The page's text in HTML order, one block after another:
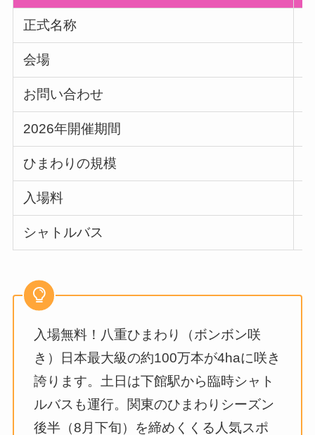
正式名称
会場
お問い合わせ
2026年開催期間
ひまわりの規模
入場料
シャトルバス
入場無料！八重ひまわり（ボンボン咲
き）日本最大級の約100万本が4haに咲き
誇ります。土日は下館駅から臨時シャト
ルバスも運行。関東のひまわりシーズン
後半（8月下旬）を締めくくる人気スポ